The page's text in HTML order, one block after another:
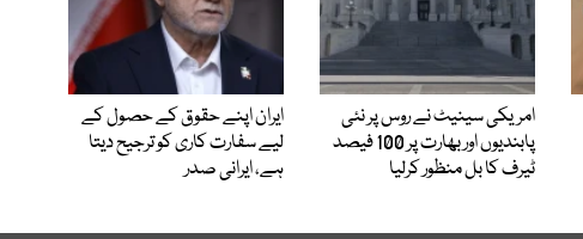
امریکی سینیٹ نے روس پر نئی
پابندیوں اور بھارت پر 100 فیصد
ٹیرف کا بل منظور کرلیا
ایران اپنے حقوق کے حصول کے
لیے سفارت کاری کو ترجیح دیتا
ہے، ایرانی صدر